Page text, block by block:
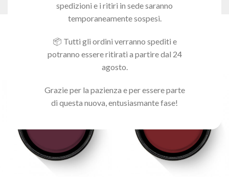
spedizioni e i ritiri in sede saranno
temporaneamente sospesi.
📦 Tutti gli ordini verranno spediti e
potranno essere ritirati a partire dal 24
agosto.
Grazie per la pazienza e per essere parte
di questa nuova, entusiasmante fase!
AGGIUNGI AL CARRELLO AGGIUNGI AL CARRELLO